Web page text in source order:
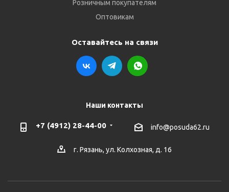
Розничным покупателям
Оптовикам
Оставайтесь на связи
Наши контакты
+7 (4912) 28-44-00 info@posuda62.ru
г. Рязань, ул. Колхозная, д. 16